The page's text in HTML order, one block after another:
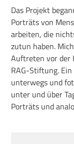
Das Projekt
Porträts von
arbeiten, die
zutun haben.
Auftreten vor der
RAG-Stiftung.
unterwegs und
unter und über
Porträts und